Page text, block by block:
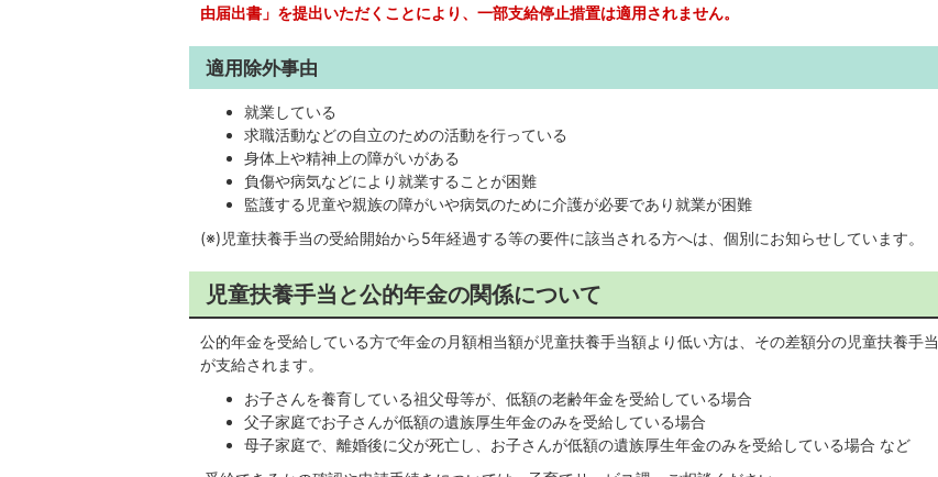
由届出書」を提出いただくことにより、一部支給停止措置は適用されません。
適用除外事由
就業している
求職活動などの自立のための活動を行っている
身体上や精神上の障がいがある
負傷や病気などにより就業することが困難
監護する児童や親族の障がいや病気のために介護が必要であり就業が困難
(※)児童扶養手当の受給開始から5年経過する等の要件に該当される方へは、個別にお知らせしています。
児童扶養手当と公的年金の関係について
公的年金を受給している方で年金の月額相当額が児童扶養手当額より低い方は、その差額分の児童扶養手当
が支給されます。
お子さんを養育している祖父母等が、低額の老齢年金を受給している場合
父子家庭でお子さんが低額の遺族厚生年金のみを受給している場合
母子家庭で、離婚後に父が死亡し、お子さんが低額の遺族厚生年金のみを受給している場合 など